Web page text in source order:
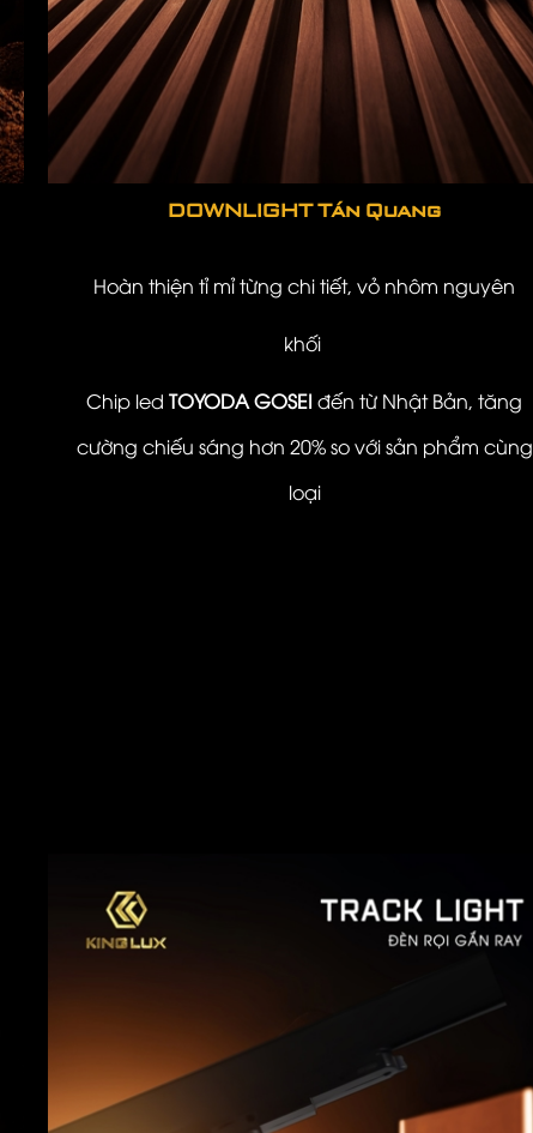
DOWNLIGHT Tán Quang
Hoàn thiện tỉ mỉ từng chi tiết, vỏ nhôm nguyên
khối
Chip led TOYODA GOSEI đến từ Nhật Bản, tăng
cường chiếu sáng hơn 20% so với sản phẩm cùng
loại